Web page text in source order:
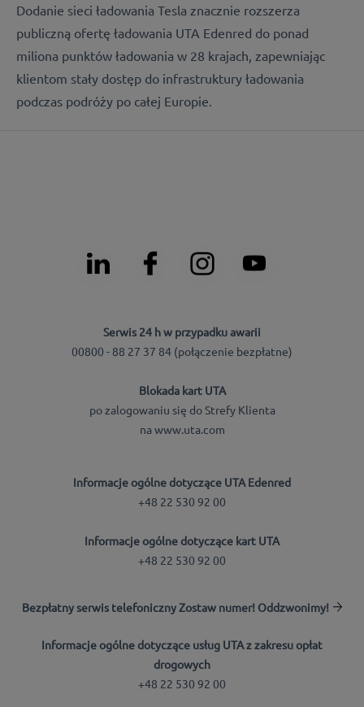
Dodanie sieci ładowania Tesla znacznie rozszerza
publiczną ofertę ładowania UTA Edenred do ponad
miliona punktów ładowania w 28 krajach, zapewniając
klientom stały dostęp do infrastruktury ładowania
podczas podróży po całej Europie.
Serwis 24 h w przypadku awarii
00800 - 88 27 37 84 (połączenie bezpłatne)
Blokada kart UTA
po zalogowaniu się do Strefy Klienta
na www.uta.com
Informacje ogólne dotyczące UTA Edenred
+48 22 530 92 00
Informacje ogólne dotyczące kart UTA
+48 22 530 92 00
Bezpłatny serwis telefoniczny Zostaw numer! Oddzwonimy!
Informacje ogólne dotyczące usług UTA z zakresu opłat
drogowych
+48 22 530 92 00